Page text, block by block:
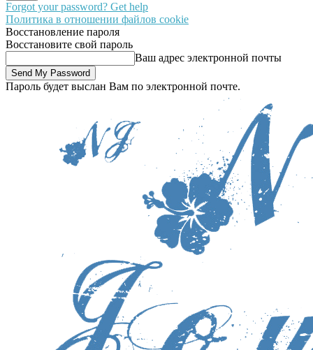
Forgot your password? Get help
Политика в отношении файлов cookie
Восстановление пароля
Восстановите свой пароль
Ваш адрес электронной почты
Пароль будет выслан Вам по электронной почте.